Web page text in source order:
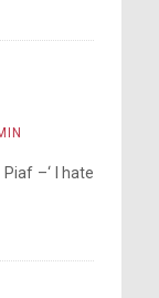
Piaf –‘ I hate